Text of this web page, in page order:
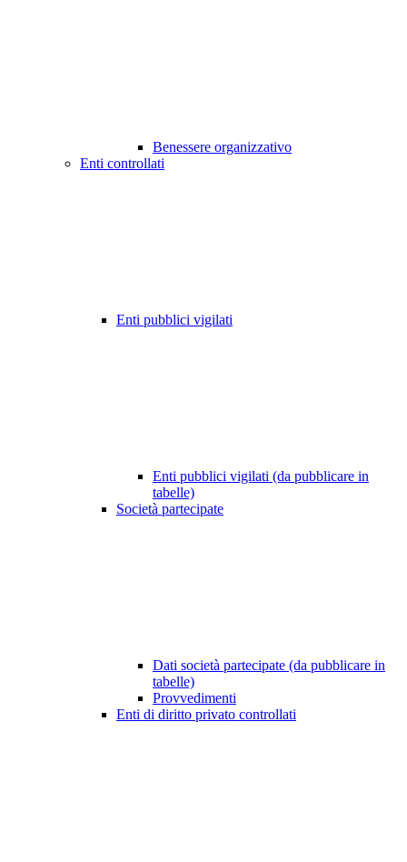
Benessere organizzativo
Enti controllati
Enti pubblici vigilati
Enti pubblici vigilati (da pubblicare in
tabelle)
Società partecipate
Dati società partecipate (da pubblicare in
tabelle)
Provvedimenti
Enti di diritto privato controllati